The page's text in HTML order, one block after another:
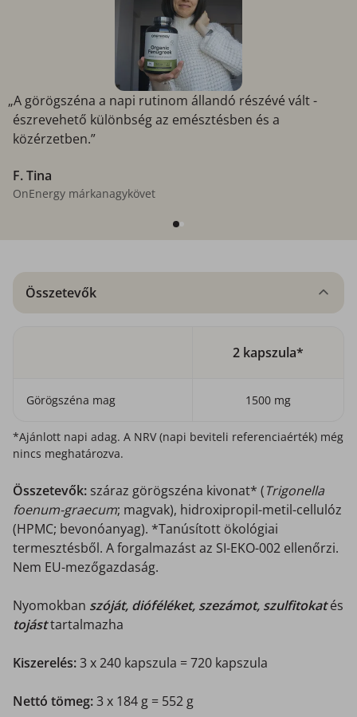
„A görögszéna a napi rutinom állandó részévé vált -
észrevehető különbség az emésztésben és a
közérzetben.”
F. Tina
OnEnergy márkanagykövet
Összetevők
2 kapszula*
Görögszéna mag 1500 mg
*Ajánlott napi adag. A NRV (napi beviteli referenciaérték) még
nincs meghatározva.
Összetevők: száraz görögszéna kivonat* (Trigonella
foenum-graecum; magvak), hidroxipropil-metil-cellulóz
(HPMC; bevonóanyag). *Tanúsított ökológiai
termesztésből. A forgalmazást az SI-EKO-002 ellenőrzi.
Nem EU-mezőgazdaság.
Nyomokban szóját, dióféléket, szezámot, szulfitokatés
tojásttartalmazha
Kiszerelés:3 x 240 kapszula = 720 kapszula
Nettó tömeg:3 x 184 g = 552 g